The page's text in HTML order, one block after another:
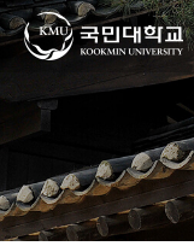
국민대학교